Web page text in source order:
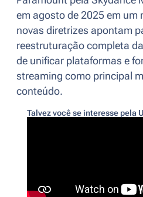
em agosto de 2025 em um
novas diretrizes apontam
reestruturação completa
de unificar plataformas e
streaming como principal
conteúdo.
Talvez você se interesse pela